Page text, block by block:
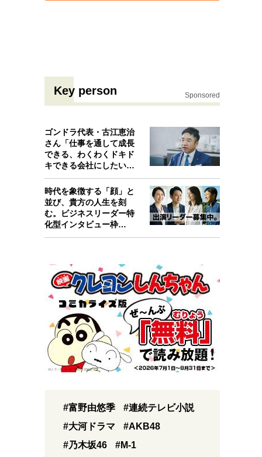
Key person Sponsored
ゴンドラ代表・古江恵治
さん「仕事を通して成長
できる、わくわくドキド
キできる会社にしたいと
考えたんで…
時代を象徴する「顔」と
並び、貴方の人生を刻
む。ビジネスリーダー特
化型インタビュー枠
『Key person』始…
#富野由悠季
#連続テレビ小説
#大河ドラマ
#AKB48
#乃木坂46
#M-1